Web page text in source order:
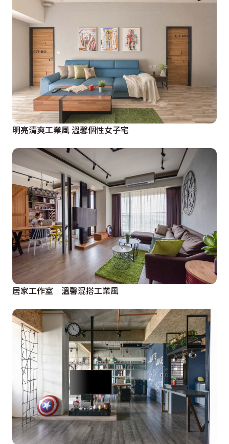
明亮清爽工業風 溫馨個性女子宅
居家工作室 溫馨混搭工業風